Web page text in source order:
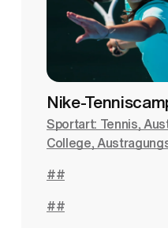
Nike-
Sportart: Tennis,
College,
##
##